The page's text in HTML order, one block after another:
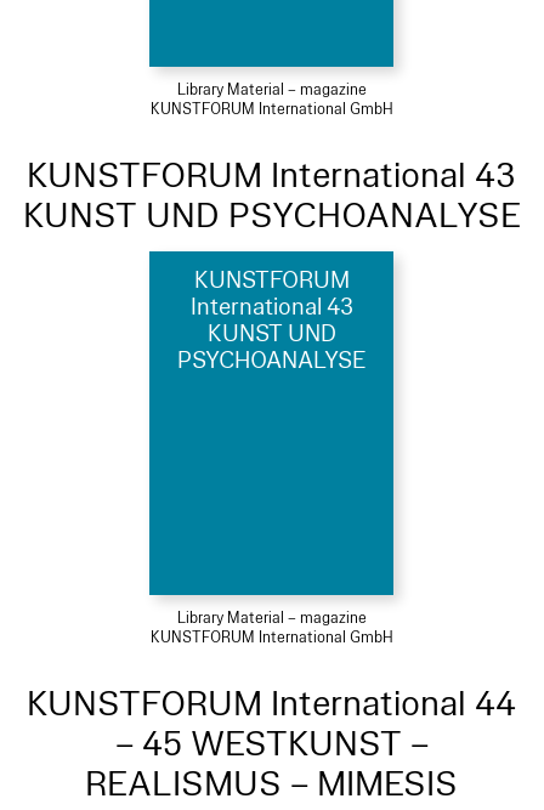
Library Material – magazine
KUNSTFORUM International GmbH
KUNSTFORUM International 43
KUNST UND PSYCHOANALYSE
KUNSTFORUM
International 43
KUNST UND
PSYCHOANALYSE
Library Material – magazine
KUNSTFORUM International GmbH
KUNSTFORUM International 44
– 45 WESTKUNST –
REALISMUS – MIMESIS